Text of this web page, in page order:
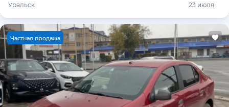
Уральск 23 июля
Частная продажа